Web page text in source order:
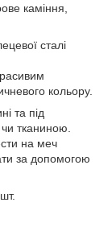
каміння,
сталі
кольору.
та під
тканиною.
на меч
за допомогою